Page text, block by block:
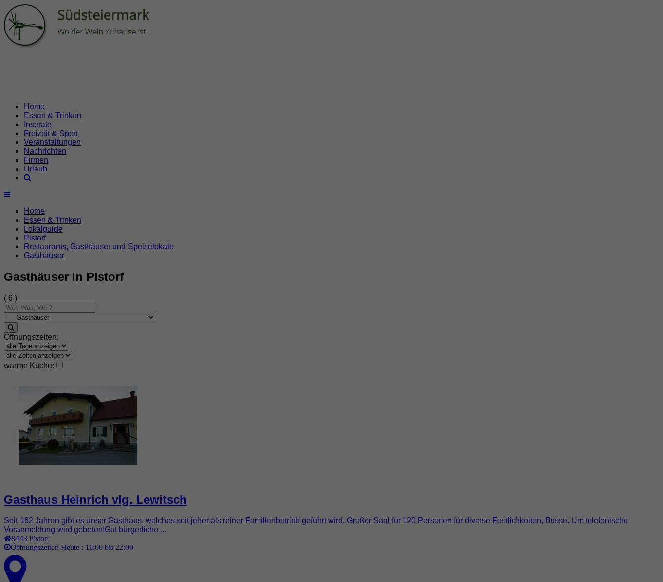
Home
Essen & Trinken
Inserate
Freizeit & Sport
Veranstaltungen
Nachrichten
Firmen
Urlaub
Home
Essen & Trinken
Lokalguide
Pistorf
Restaurants, Gasthäuser und Speiselokale
Gasthäuser
Gasthäuser in Pistorf
( 6 )
Öffnungszeiten:
warme Küche:
Gasthaus Heinrich vlg. Lewitsch
Seit 162 Jahren gibt es unser Gasthaus, welches seit jeher als reiner Familienbetrieb geführt wird. Großer Saal für 120 Personen für diverse Festlichkeiten, Busse. Um telefonische
Voranmeldung wird gebeten!Gut bürgerliche ...
8443 Pistorf
Öffnungszeiten Heute : 11:00 bis 22:00